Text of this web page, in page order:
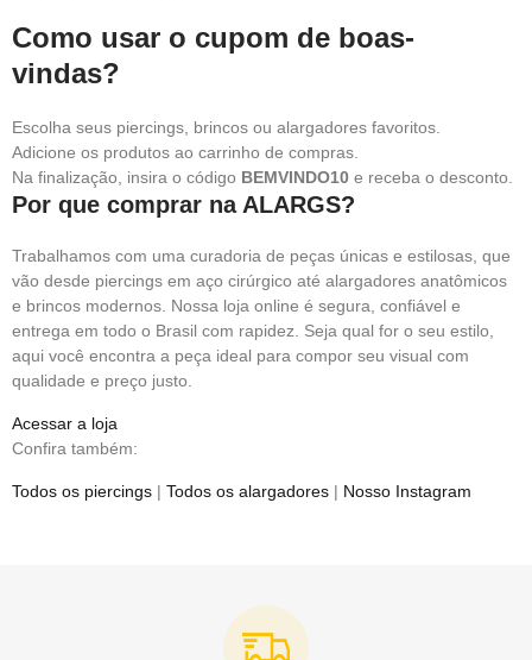
Como usar o cupom de boas-
vindas?
Escolha seus piercings, brincos ou alargadores favoritos.
Adicione os produtos ao carrinho de compras.
Na finalização, insira o código BEMVINDO10 e receba o desconto.
Por que comprar na ALARGS?
Trabalhamos com uma curadoria de peças únicas e estilosas, que
vão desde piercings em aço cirúrgico até alargadores anatômicos
e brincos modernos. Nossa loja online é segura, confiável e
entrega em todo o Brasil com rapidez. Seja qual for o seu estilo,
aqui você encontra a peça ideal para compor seu visual com
qualidade e preço justo.
Acessar a loja
Confira também:
Todos os piercings | Todos os alargadores | Nosso Instagram